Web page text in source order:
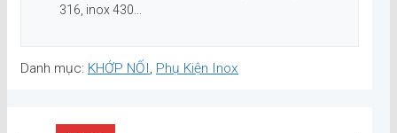
316, inox 430...
Danh mục: KHỚP NỐI , Phụ Kiện Inox